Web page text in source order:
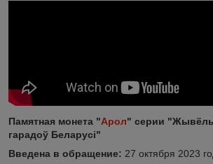
Памятная монета "Арол" серии
гарадоў Беларусі"
Введена в обращение: 27 октября 2023